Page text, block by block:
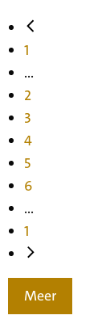
1
...
2
3
4
5
6
...
1
Meer